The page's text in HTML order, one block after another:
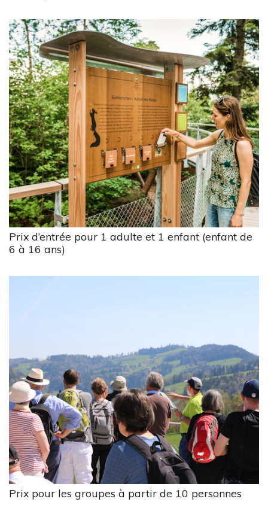
Prix d’entrée pour 1 adulte et 1 enfant (enfant de
6 à 16 ans)
Prix pour les groupes à partir de 10 personnes